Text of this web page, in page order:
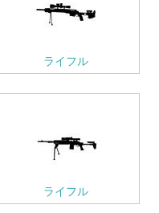
ライフル
ライフル